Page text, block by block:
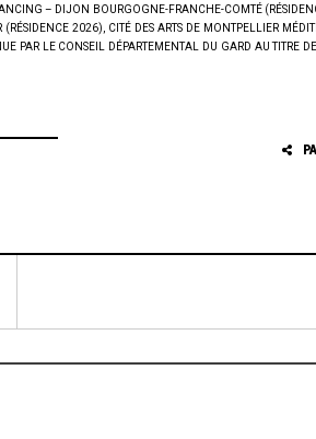
– DIJON BOURGOGNE-FRANCHE-COMTÉ
2026), CITÉ DES ARTS DE MONTPELLIER
PAR LE CONSEIL DÉPARTEMENTAL DU GARD AU TITRE